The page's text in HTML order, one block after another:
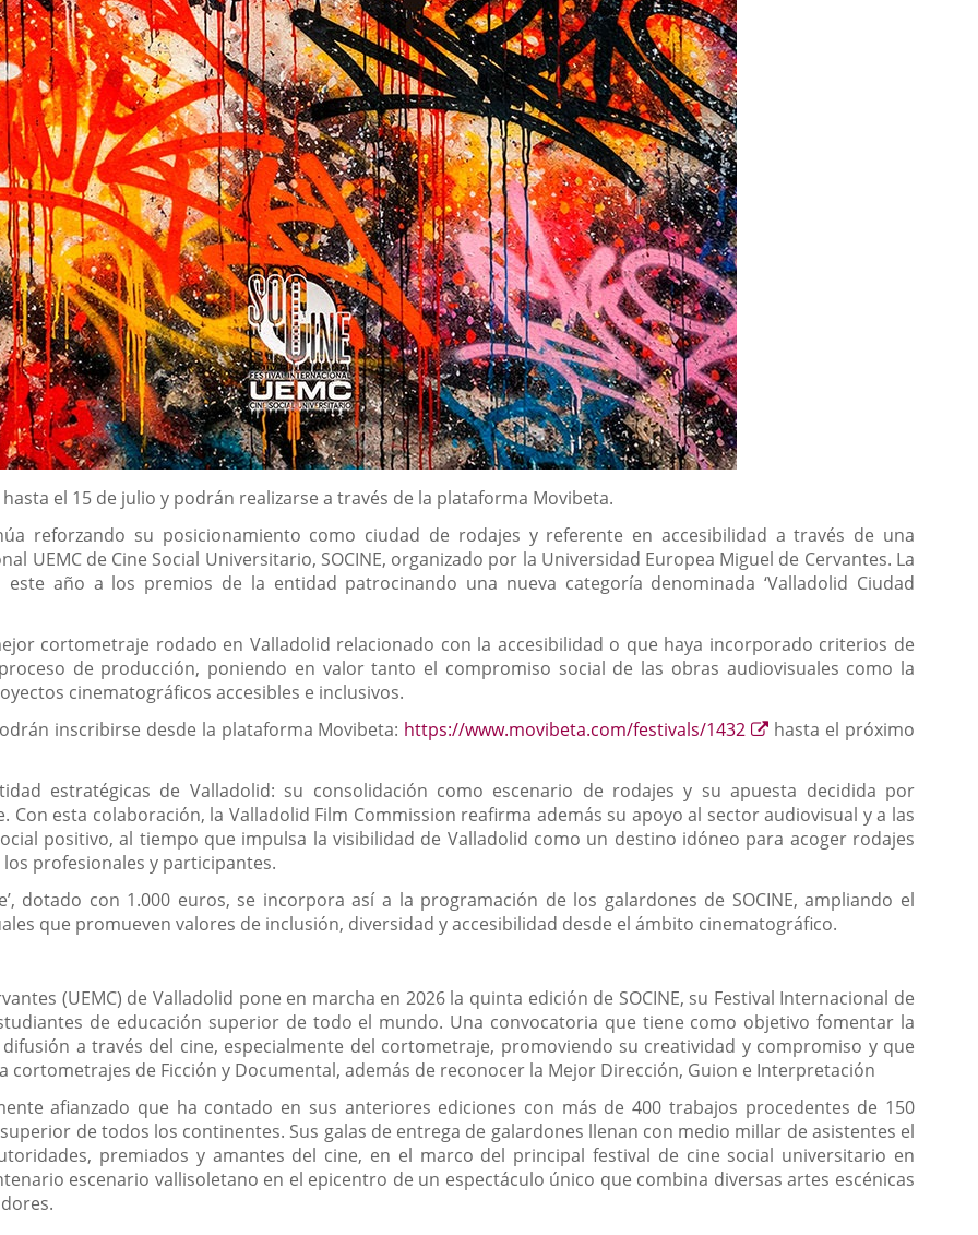
el 15 de julio y podrán realizarse a través de la plataforma Movibeta.
reforzando su posicionamiento como ciudad de rodajes y referente en accesibilidad a través de una
UEMC de Cine Social Universitario, SOCINE, organizado por la Universidad Europea Miguel de Cervantes. La
este año a los premios de la entidad patrocinando una nueva categoría denominada ‘Valladolid Ciudad
cortometraje rodado en Valladolid relacionado con la accesibilidad o que haya incorporado criterios de
de producción, poniendo en valor tanto el compromiso social de las obras audiovisuales como la
cinematográficos accesibles e inclusivos.
inscribirse desde la plataforma Movibeta: https://www.movibeta.com/festivals/1432
Enlace
aplicación
externa.
hasta el próximo
estratégicas de Valladolid: su consolidación como escenario de rodajes y su apuesta decidida por
Con esta colaboración, la Valladolid Film Commission reafirma además su apoyo al sector audiovisual y a las
positivo, al tiempo que impulsa la visibilidad de Valladolid como un destino idóneo para acoger rodajes
profesionales y participantes.
dotado con 1.000 euros, se incorpora así a la programación de los galardones de SOCINE, ampliando el
que promueven valores de inclusión, diversidad y accesibilidad desde el ámbito cinematográfico.
(UEMC) de Valladolid pone en marcha en 2026 la quinta edición de SOCINE, su Festival Internacional de
de educación superior de todo el mundo. Una convocatoria que tiene como objetivo fomentar la
a través del cine, especialmente del cortometraje, promoviendo su creatividad y compromiso y que
cortometrajes de Ficción y Documental, además de reconocer la Mejor Dirección, Guion e Interpretación
afianzado que ha contado en sus anteriores ediciones con más de 400 trabajos procedentes de 150
de todos los continentes. Sus galas de entrega de galardones llenan con medio millar de asistentes el
premiados y amantes del cine, en el marco del principal festival de cine social universitario en
escenario vallisoletano en el epicentro de un espectáculo único que combina diversas artes escénicas